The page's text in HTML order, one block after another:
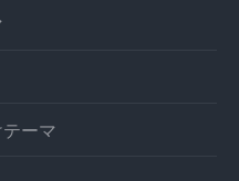
ーマ